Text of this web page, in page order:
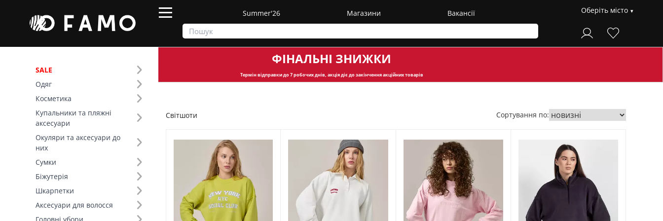
Summer'26 Магазини Вакансії Оберіть місто
SALE
Одяг
Косметика
Купальники та пляжні
аксесуари
Окуляри та аксесуари до
них
Сумки
Біжутерія
Шкарпетки
Аксесуари для волосся
ФІНАЛЬНІ ЗНИЖКИ
Термін відправкидо 7 робочих днів, акція діє до закінчення акційних товарів
Світшоти
Фільтр
Ціна
SALE
Розмір (6)
Основний колір (10)
Світшоти Сортування по: